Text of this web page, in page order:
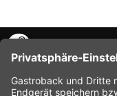
SERVICE